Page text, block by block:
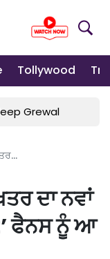
Tollywood
Grewal
ਦਾ ਨਵਾਂ
ਫੈਨਸ ਨੂੰ ਆ